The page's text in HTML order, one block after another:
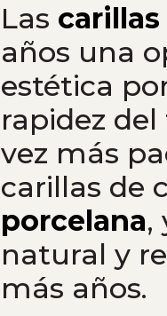
Las carillas
años una
estética
rapidez
vez más
carillas de
porcelana,
natural y
más años.